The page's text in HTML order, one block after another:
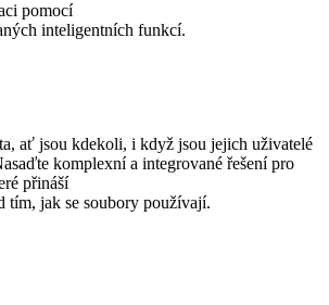
pomocí
inteligentních funkcí.
ať jsou kdekoli, i když jsou jejich uživatelé
komplexní a integrované řešení pro
přináší
tím, jak se soubory používají.